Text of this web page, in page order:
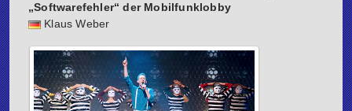
„Softwarefehler“ der Mobilfunklobby
Klaus Weber